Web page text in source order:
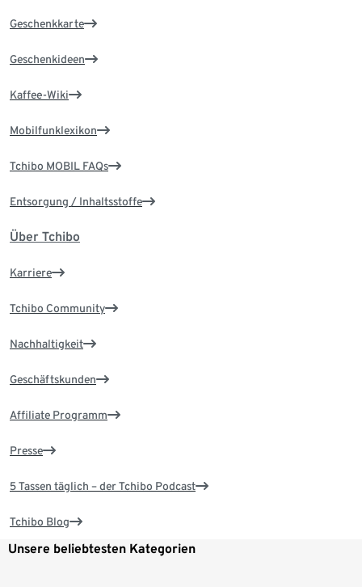
Geschenkkarte
Geschenkideen
Kaffee-Wiki
Mobilfunklexikon
Tchibo MOBIL FAQs
Entsorgung / Inhaltsstoffe
Über Tchibo
Karriere
Tchibo Community
Nachhaltigkeit
Geschäftskunden
Affiliate Programm
Presse
5 Tassen täglich – der Tchibo Podcast
Tchibo Blog
Unsere beliebtesten Kategorien